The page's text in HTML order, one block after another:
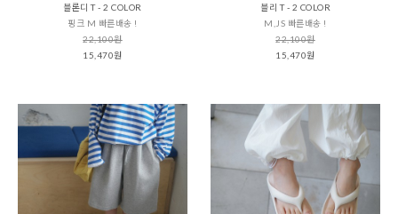
블론디 T - 2 COLOR
핑크 M 빠른배송 !
22,100원
15,470원
블리 T - 2 COLOR
M,JS 빠른배송 !
22,100원
15,470원